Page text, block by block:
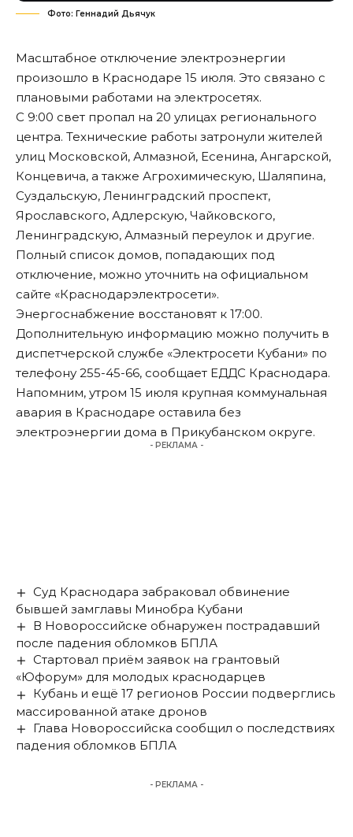
Фото: Геннадий Дьячук
Масштабное отключение электроэнергии
произошло в Краснодаре 15 июля. Это связано с
плановыми работами на электросетях.
С 9:00 свет пропал на 20 улицах регионального
центра. Технические работы затронули жителей
улиц Московской, Алмазной, Есенина, Ангарской,
Концевича, а также Агрохимическую, Шаляпина,
Суздальскую, Ленинградский проспект,
Ярославского, Адлерскую, Чайковского,
Ленинградскую, Алмазный переулок и другие.
Полный список домов, попадающих под
отключение, можно уточнить на официальном
сайте «Краснодарэлектросети».
Энергоснабжение восстановят к 17:00.
Дополнительную информацию можно получить в
диспетчерской службе «Электросети Кубани» по
телефону 255-45-66, сообщает ЕДДС Краснодара.
Напомним, утром 15 июля крупная коммунальная
авария в Краснодаре оставила без
электроэнергии дома в Прикубанском округе.
- РЕКЛАМА -
Суд Краснодара забраковал обвинение
бывшей замглавы Минобра Кубани
В Новороссийске обнаружен пострадавший
после падения обломков БПЛА
Стартовал приём заявок на грантовый
«Юфорум» для молодых краснодарцев
Кубань и ещё 17 регионов России подверглись
массированной атаке дронов
Глава Новороссийска сообщил о последствиях
падения обломков БПЛА
- РЕКЛАМА -